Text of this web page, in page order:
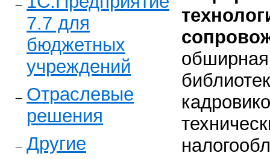
7.7 для
бюджетных
учреждений
Отраслевые
решения
Другие